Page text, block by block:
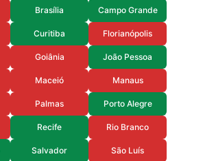
Brasília Campo Grande
Curitiba Florianópolis
Goiânia João Pessoa
Maceió Manaus
Palmas Porto Alegre
Recife Rio Branco
Salvador São Luís